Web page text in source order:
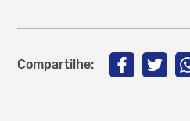
Compartilhe: